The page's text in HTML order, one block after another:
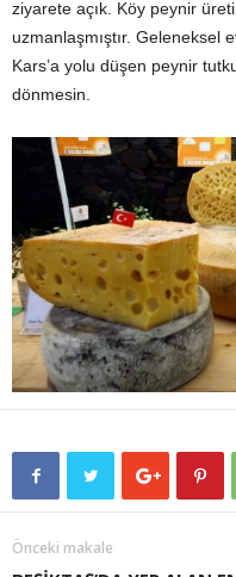
ziyarete açık. Köy peynir
uzmanlaşmıştır. Geleneksel
Kars’a yolu düşen peynir
dönmesin.
Önceki makale